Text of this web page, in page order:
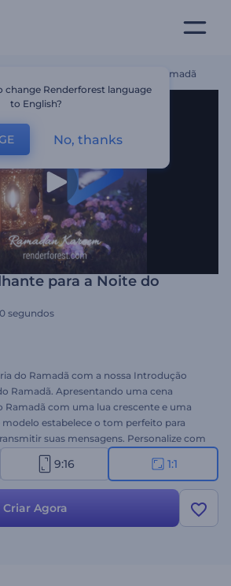
Brilhante Para A Noite Do Ramadã
para a Noite do
segundos
do Ramadã com a nossa Introdução
Ramadã. Apresentando uma cena
Ramadã com uma lua crescente e uma
estabelece o tom perfeito para
suas mensagens. Personalize com
mensagens festivas e adicione uma trilha
a atmosfera alegre. Perfeito para
festivas e muito mais. Crie agora e
9:16 1:1
Criar Agora
change Renderforest language
to English?
No, thanks